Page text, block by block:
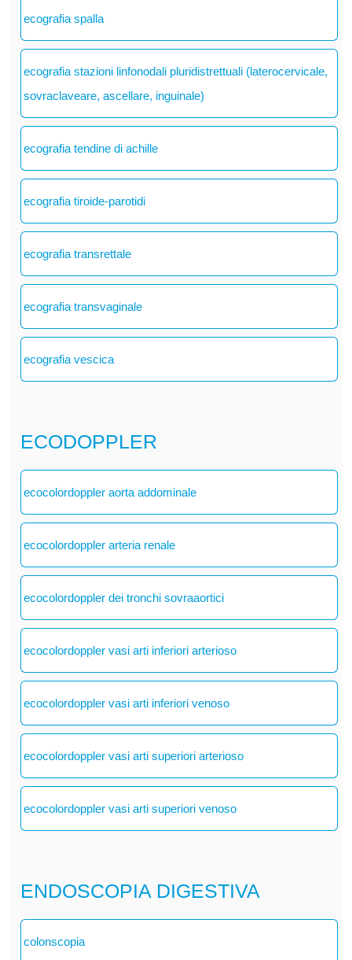
ecografia spalla
ecografia stazioni linfonodali pluridistrettuali (laterocervicale,
sovraclaveare, ascellare, inguinale)
ecografia tendine di achille
ecografia tiroide-parotidi
ecografia transrettale
ecografia transvaginale
ecografia vescica
ECODOPPLER
ecocolordoppler aorta addominale
ecocolordoppler arteria renale
ecocolordoppler dei tronchi sovraaortici
ecocolordoppler vasi arti inferiori arterioso
ecocolordoppler vasi arti inferiori venoso
ecocolordoppler vasi arti superiori arterioso
ecocolordoppler vasi arti superiori venoso
ENDOSCOPIA DIGESTIVA
colonscopia